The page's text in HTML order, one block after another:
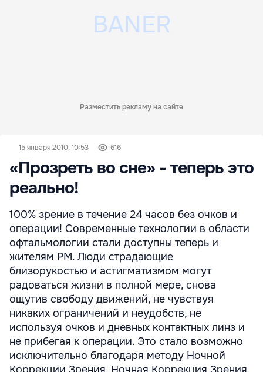
Разместить рекламу на сайте
15 января 2010, 10:53 616
«Прозреть во сне» - теперь это
реально!
100% зрение в течение 24 часов без очков и
операции! Современные технологии в области
офтальмологии стали доступны теперь и
жителям РМ. Люди страдающие
близорукостью и астигматизмом могут
радоваться жизни в полной мере, снова
ощутив свободу движений, не чувствуя
никаких ограничений и неудобств, не
используя очков и дневных контактных линз и
не прибегая к операции. Это стало возможно
исключительно благодаря методу Ночной